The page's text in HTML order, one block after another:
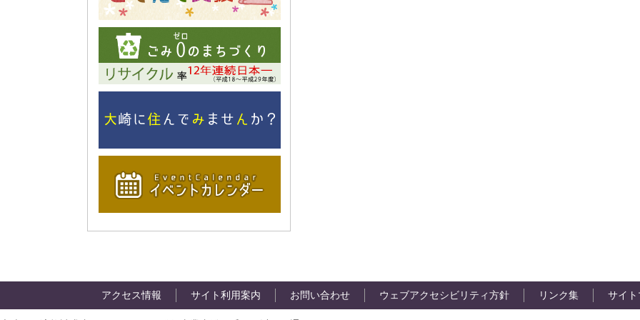
アクセス情報 サイト利用案内 お問い合わせ ウェブアクセシビリティ方針 リンク集 サイ